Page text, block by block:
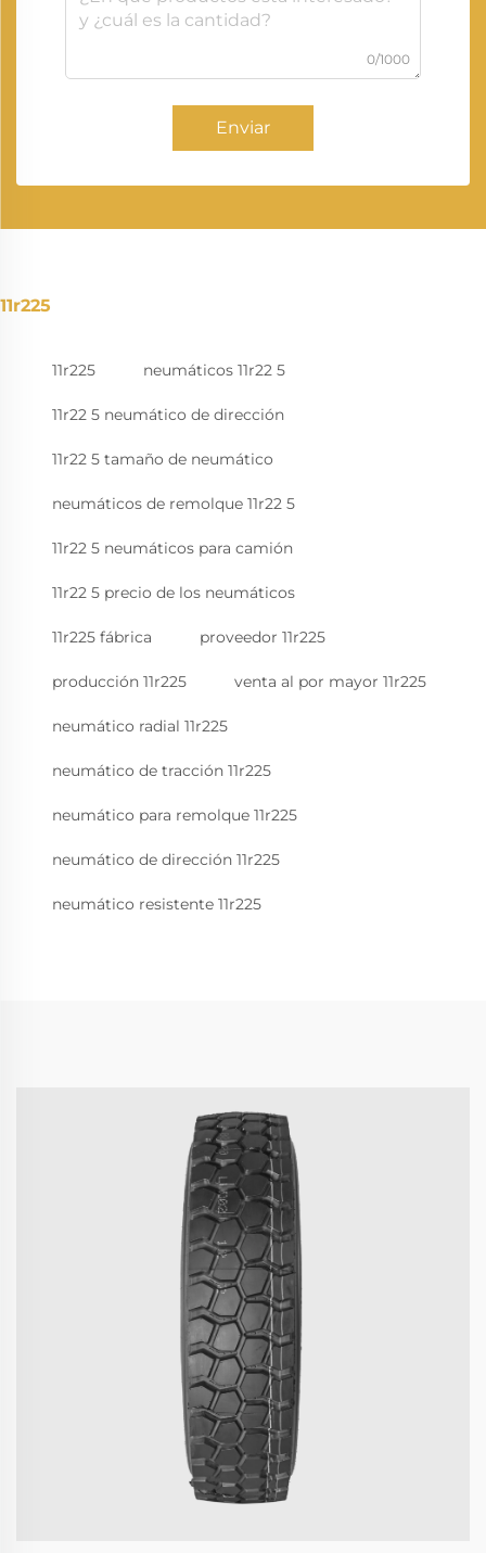
0/1000
Enviar
11r225
11r225 neumáticos 11r22 5
11r22 5 neumático de dirección
11r22 5 tamaño de neumático
neumáticos de remolque 11r22 5
11r22 5 neumáticos para camión
11r22 5 precio de los neumáticos
11r225 fábrica proveedor 11r225
producción 11r225 venta al por mayor 11r225
neumático radial 11r225
neumático de tracción 11r225
neumático para remolque 11r225
neumático de dirección 11r225
neumático resistente 11r225